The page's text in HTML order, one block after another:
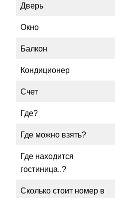
Дверь
Окно
Балкон
Кондиционер
Счет
Где?
Где можно взять?
Где находится
гостиница..?
Сколько стоит номер в